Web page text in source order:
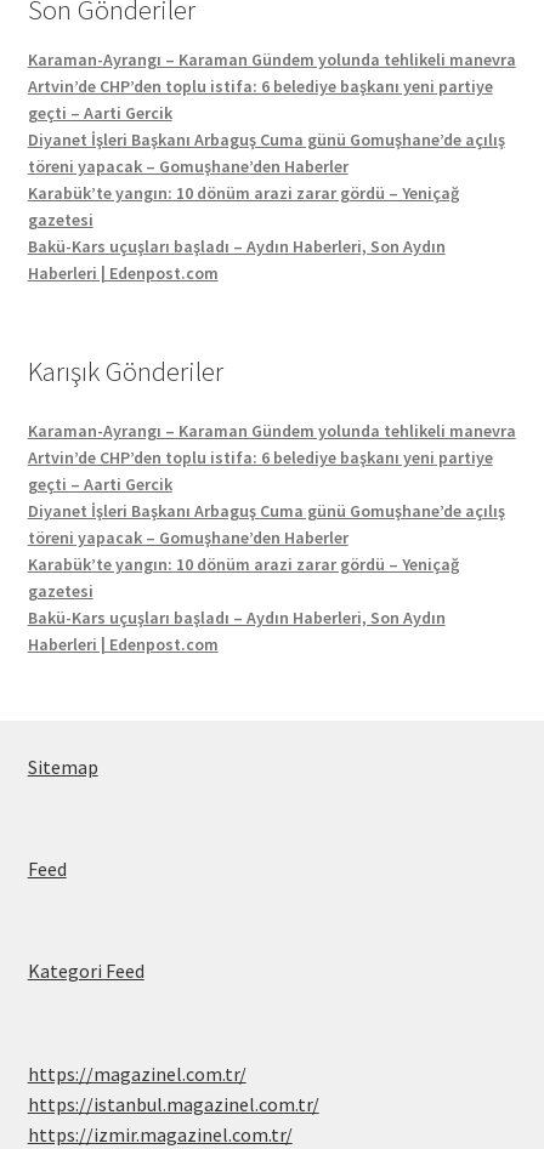
Son Gönderiler
Karaman-Ayrangı – Karaman Gündem yolunda tehlikeli manevra
Artvin’de CHP’den toplu istifa: 6 belediye başkanı yeni partiye
geçti – Aarti Gercik
Diyanet İşleri Başkanı Arbaguş Cuma günü Gomuşhane’de açılış
töreni yapacak – Gomuşhane’den Haberler
Karabük’te yangın: 10 dönüm arazi zarar gördü – Yeniçağ
gazetesi
Bakü-Kars uçuşları başladı – Aydın Haberleri, Son Aydın
Haberleri | Edenpost.com
Karışık Gönderiler
Karaman-Ayrangı – Karaman Gündem yolunda tehlikeli manevra
Artvin’de CHP’den toplu istifa: 6 belediye başkanı yeni partiye
geçti – Aarti Gercik
Diyanet İşleri Başkanı Arbaguş Cuma günü Gomuşhane’de açılış
töreni yapacak – Gomuşhane’den Haberler
Karabük’te yangın: 10 dönüm arazi zarar gördü – Yeniçağ
gazetesi
Bakü-Kars uçuşları başladı – Aydın Haberleri, Son Aydın
Haberleri | Edenpost.com
Sitemap
Feed
Kategori Feed
https://magazinel.com.tr/
https://istanbul.magazinel.com.tr/
https://izmir.magazinel.com.tr/